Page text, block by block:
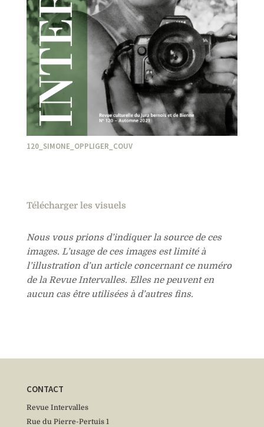
120_SIMONE_OPPLIGER_COUV
Télécharger les visuels
Nous vous prions d’indiquer la source de ces
images. L’usage de ces images est limité à
l’illustration d’un article concernant ce numéro
de la Revue Intervalles. Elles ne peuvent en
aucun cas être utilisées à d’autres fins.
CONTACT
Revue Intervalles
Rue du Pierre-Pertuis 1